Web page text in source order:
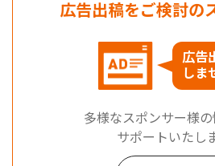
広告出稿をご検討の
広告
しま
多様なスポンサー様
サポートいたし